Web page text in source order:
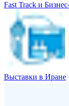
Fast Track и
Выставки в Иране